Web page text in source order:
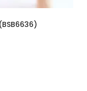
Šilti Vaikiški Batai